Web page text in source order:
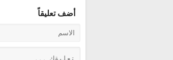
أضف تعليقاً